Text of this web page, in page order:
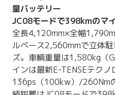
量バッテリー
JC08モードで398kmのマ
全長4,120mm×全幅
ルベース2,560mmで立体
ズ。車輌重量は1,580kg（
インは最新E-TENSEテクノ
136ps（100kw）/260Nm